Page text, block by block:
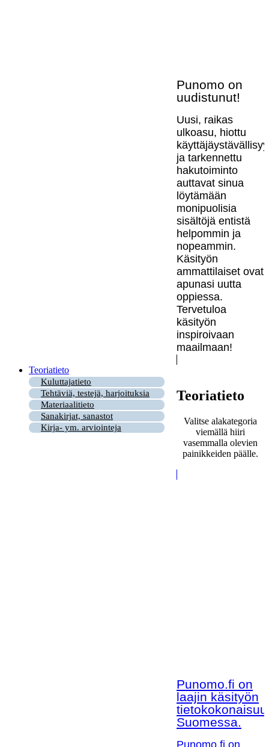
Punomo on
uudistunut!
Uusi, raikas
ulkoasu, hiottu
ja tarkennettu
hakutoiminto
auttavat sinua
löytämään
monipuolisia
sisältöjä entistä
helpommin ja
nopeammin.
Käsityön
ammattilaiset ovat
apunasi uutta
oppiessa.
Tervetuloa
käsityön
inspiroivaan
maailmaan!
Teoriatieto
Kuluttajatieto
Tehtäviä, testejä, harjoituksia
Materiaalitieto
Sanakirjat, sanastot
Kirja- ym. arviointeja
Teoriatieto
Valitse alakategoria
viemällä hiiri
vasemmalla olevien
painikkeiden päälle.
Punomo.fi on
laajin käsityön
Suomessa.